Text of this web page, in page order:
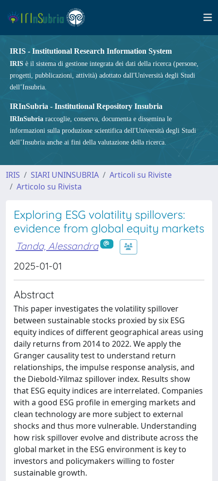
IRIS - Institutional Research Information System
IRIS è il sistema di gestione integrata dei dati della ricerca (persone,
progetti, pubblicazioni, attività) adottato dall'Università degli Studi
dell’Insubria.
IRInSubria - Institutional Repository Insubria
IRInSubria raccoglie, conserva, documenta e dissemina le
informazioni sulla produzione scientifica dell'Università degli Studi
dell’Insubria anche ai fini della valutazione della ricerca.
IRIS SIARI UNINSUBRIA
Articoli su Riviste
Articolo su Rivista
Exploring ESG volatility spillovers:
evidence from global equity markets
Tanda, Alessandra
2025-01-01
Abstract
This paper investigates the volatility spillover
between sustainable stocks proxied by six ESG
equity indices of different geographical areas using
daily returns from 2014 to 2022. We apply the
Granger causality test to understand return
relationships, the impulse response analysis, and
the Diebold-Yilmaz spillover index. Results show
that ESG equity indices are interrelated. Companies
with a good ESG profile in emerging markets and
clean technology are more subject to external
shocks and thus more vulnerable. Understanding
how risk spillover evolve and distribute across the
global market in the ESG environment is key to
investors and policymakers willing to foster
sustainable growth.